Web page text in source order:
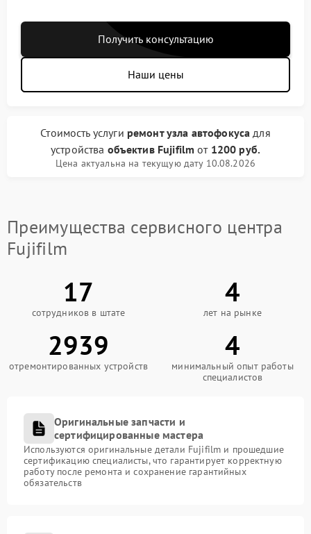
Получить консультацию
Наши цены
Стоимость услуги ремонт узла автофокуса для
устройства объектив Fujifilm от 1200 руб.
Цена актуальна на текущую дату 10.08.2026
Преимущества сервисного центра
Fujifilm
17
сотрудников в штате
4
лет на рынке
2939
отремонтированных устройств
4
минимальный опыт работы
специалистов
Оригинальные запчасти и
сертифицированные мастера
Используются оригинальные детали Fujifilm и прошедшие
сертификацию специалисты, что гарантирует корректную
работу после ремонта и сохранение гарантийных
обязательств